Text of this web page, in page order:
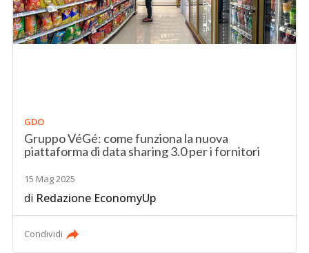
GDO
Gruppo VéGé: come funziona la nuova
piattaforma di data sharing 3.0 per i fornitori
15 Mag 2025
di Redazione EconomyUp
Condividi